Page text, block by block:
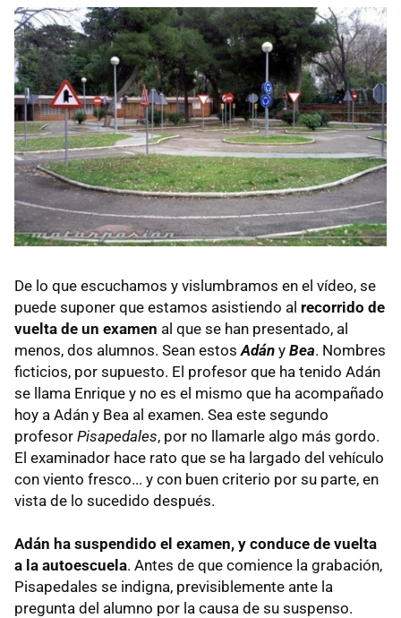
De lo que escuchamos y vislumbramos en el vídeo, se
puede suponer que estamos asistiendo al recorrido de
vuelta de un examen al que se han presentado, al
menos, dos alumnos. Sean estos Adán y Bea. Nombres
ficticios, por supuesto. El profesor que ha tenido Adán
se llama Enrique y no es el mismo que ha acompañado
hoy a Adán y Bea al examen. Sea este segundo
profesor Pisapedales, por no llamarle algo más gordo.
El examinador hace rato que se ha largado del vehículo
con viento fresco... y con buen criterio por su parte, en
vista de lo sucedido después.
Adán ha suspendido el examen, y conduce de vuelta
a la autoescuela. Antes de que comience la grabación,
Pisapedales se indigna, previsiblemente ante la
pregunta del alumno por la causa de su suspenso.